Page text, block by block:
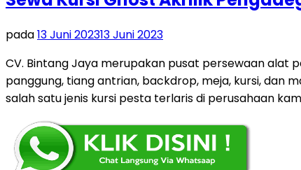
pada13 Juni 202313 Juni 2023
CV. Bintang Jaya merupakan pusat persewaan alat
panggung, tiang antrian, backdrop, meja, kursi, dan
salah satu jenis kursi pesta terlaris di perusahaan